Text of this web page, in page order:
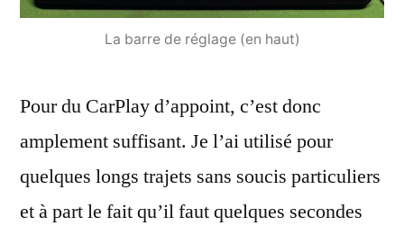
La barre de réglage (en haut)
Pour du CarPlay d’appoint, c’est donc
amplement suffisant. Je l’ai utilisé pour
quelques longs trajets sans soucis particuliers
et à part le fait qu’il faut quelques secondes